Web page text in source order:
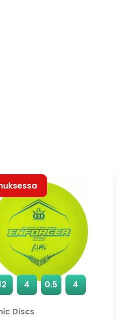
4 0.5 4
Discs